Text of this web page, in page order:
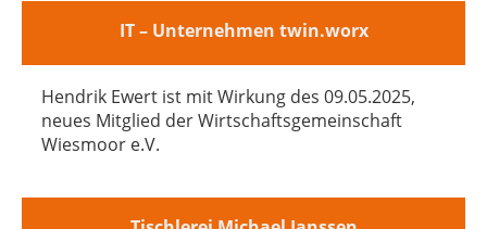
IT – Unternehmen twin.worx
Hendrik Ewert ist mit Wirkung des 09.05.2025,
neues Mitglied der Wirtschaftsgemeinschaft
Wiesmoor e.V.